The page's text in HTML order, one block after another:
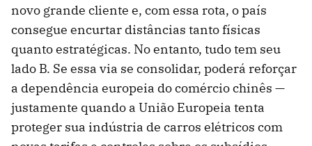
novo grande cliente e, com essa rota, o país
consegue encurtar distâncias tanto físicas
quanto estratégicas. No entanto, tudo tem seu
lado B. Se essa via se consolidar, poderá reforçar
a dependência europeia do comércio chinês —
justamente quando a União Europeia tenta
proteger sua indústria de carros elétricos com